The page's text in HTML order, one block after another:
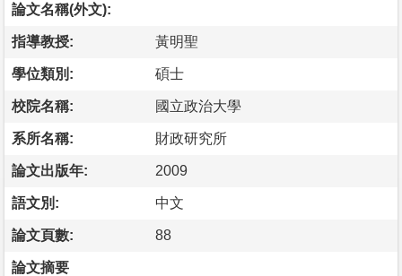
論文名稱(外文):
指導教授: 黃明聖
學位類別: 碩士
校院名稱: 國立政治大學
系所名稱: 財政研究所
論文出版年: 2009
語文別: 中文
論文頁數: 88
論文摘要